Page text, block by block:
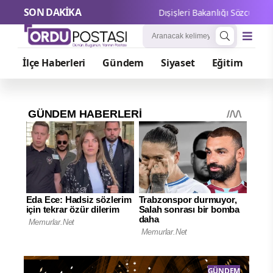
SON DAKİKA Dışişleri Bakanlığı Sözcüsü
İlçe Haberleri Gündem Siyaset Eğitim
GÜNDEM